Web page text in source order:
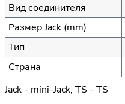
Вид соединителя
Размер Jack (mm)
Тип
Страна
Jack - mini-Jack, TS - TS